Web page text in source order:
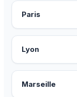
Paris
Lyon
Marseille